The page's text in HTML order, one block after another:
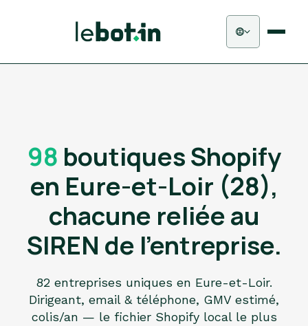
98 boutiques Shopify
en Eure-et-Loir (28),
chacune reliée au
SIREN de l'entreprise.
82 entreprises uniques en Eure-et-Loir.
Dirigeant, email & téléphone, GMV estimé,
colis/an — le fichier Shopify local le plus